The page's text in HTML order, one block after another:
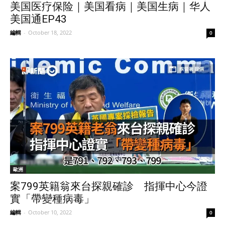
美国医疗保险｜美国看病｜美国生病｜华人
美国通EP43
編輯 - October 18, 2022 0
歐洲
案799英籍翁來台探親確診 指揮中心今證
實「帶變種病毒」
編輯 - October 10, 2022 0